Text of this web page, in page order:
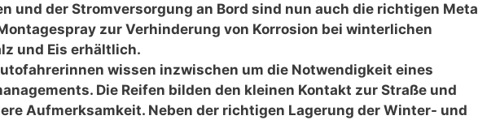
und der Stromversorgung an Bord sind nun auch die richtigen
zur Verhinderung von Korrosion bei winterlichen
und Eis erhältlich.
wissen inzwischen um die Notwendigkeit eines
Die Reifen bilden den kleinen Kontakt zur Straße und
Aufmerksamkeit. Neben der richtigen Lagerung der Winter- und